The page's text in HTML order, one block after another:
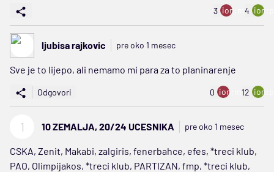
3 ion:minus
4
ljubisa rajkovic pre oko 1 mesec
Sve je to lijepo, ali nemamo mi para za to planinarenje
Odgovori 0 ion:minus
12
1 10 ZEMALJA, 20/24 UCESNIKA pre oko 1 mesec
CSKA, Zenit, Makabi, zalgiris, fenerbahce, efes, *treci klub,
PAO, Olimpijakos, *treci klub, PARTIZAN, fmp, *treci klub,